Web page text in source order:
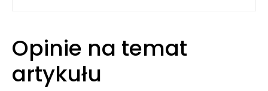
Opinie na temat
artykułu